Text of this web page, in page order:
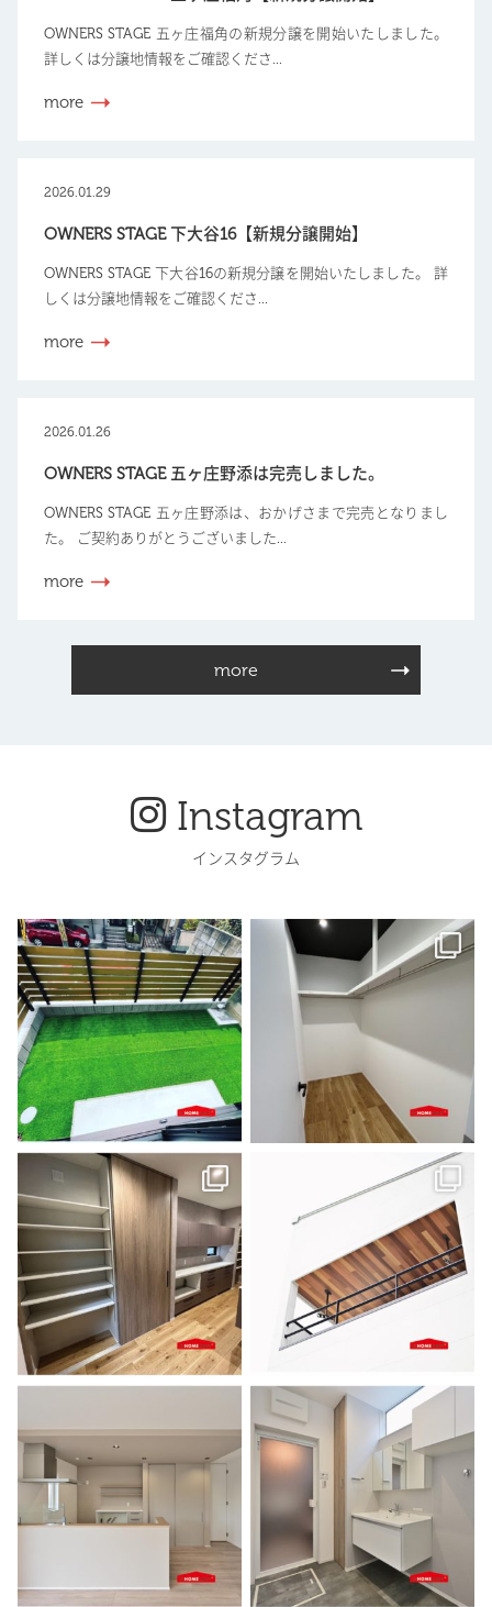
OWNERS STAGE 五ヶ庄福角の新規分譲を開始いたしました。
詳しくは分譲地情報をご確認くださ...
more
2026.01.29
OWNERS STAGE 下大谷16【新規分譲開始】
OWNERS STAGE 下大谷16の新規分譲を開始いたしました。 詳
しくは分譲地情報をご確認くださ...
more
2026.01.26
OWNERS STAGE 五ヶ庄野添は完売しました。
OWNERS STAGE 五ヶ庄野添は、おかげさまで完売となりまし
た。 ご契約ありがとうございました...
more
more
Instagram
インスタグラム